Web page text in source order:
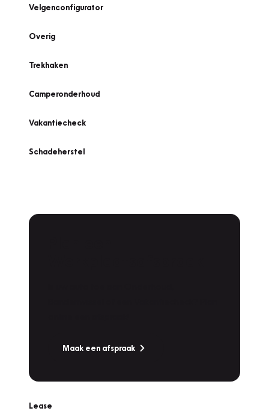
Velgenconfigurator
Overig
Trekhaken
Camperonderhoud
Vakantiecheck
Schadeherstel
Maak een afspraak
Lease